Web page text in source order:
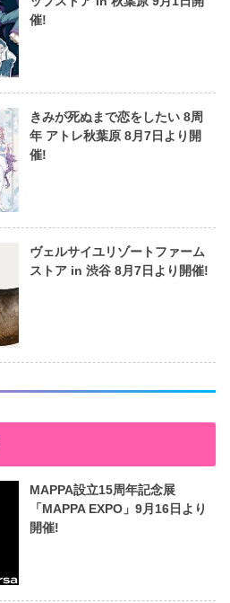
催!
きみが死ぬまで恋をしたい 8周
年 アトレ秋葉原 8月7日より開
催!
ヴェルサイユリゾートファーム
ストア in 渋谷 8月7日より開催!
MAPPA設立15周年記念展
「MAPPA EXPO」9月16日より
開催!